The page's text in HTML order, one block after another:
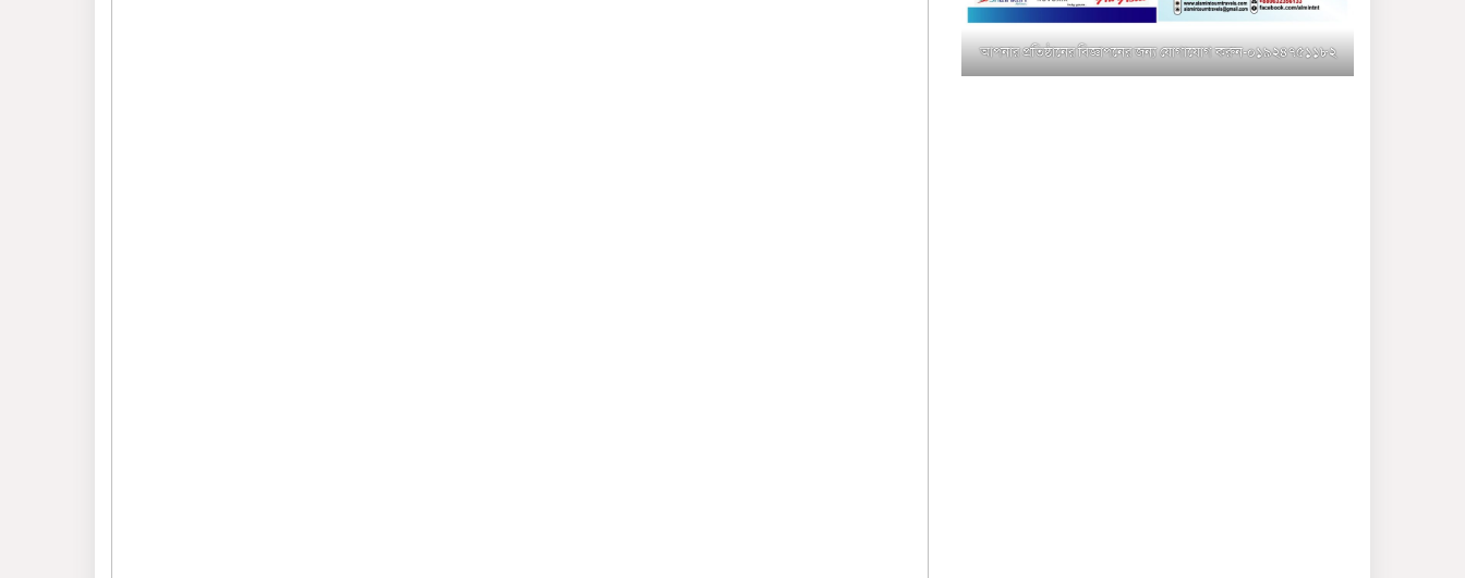
সামিদের কবর জিয়ারত ও পৌর
কমিটির কার্যক্রম শুরু
শহিদুল ইসলাম বাবুলের হাত
আপনার প্রতিষ্ঠানের বিজ্ঞাপনের জন্য যোগাযোগ করুন-০১৯২৪৭৫১১৮২